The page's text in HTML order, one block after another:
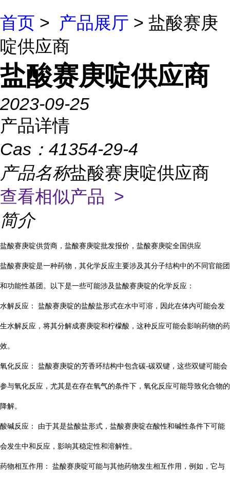
首页 > 产品展厅 > 盐酸赛庚
啶供应商
盐酸赛庚啶供应商
2023-09-25
产品详情
Cas： 41354-29-4
产品名称盐酸赛庚啶供应商
查看相似产品 >
简介
盐酸赛庚啶供货商，盐酸赛庚啶批发报价，盐酸赛庚啶全国供应
盐酸赛庚啶是一种药物，其化学反应主要涉及其分子结构中的不同官能团
和功能性基团。以下是一些可能涉及盐酸赛庚啶的化学反应：
水解反应： 盐酸赛庚啶的盐酸盐形式在水中可溶，因此在体内可能会发
生水解反应，将其分解成赛庚啶和柠檬酸，这种反应可能会影响药物的药
效。
氧化反应： 盐酸赛庚啶的芳香环结构中包含碳-碳双键，这些双键可能会
参与氧化反应，尤其是在存在氧气的条件下，氧化反应可能导致化合物的
降解。
酸碱反应： 由于其是盐酸盐形式，盐酸赛庚啶在酸性和碱性条件下可能
会发生中和反应，影响其稳定性和溶解性。
药物相互作用： 盐酸赛庚啶可能与其他药物发生相互作用，例如，它与